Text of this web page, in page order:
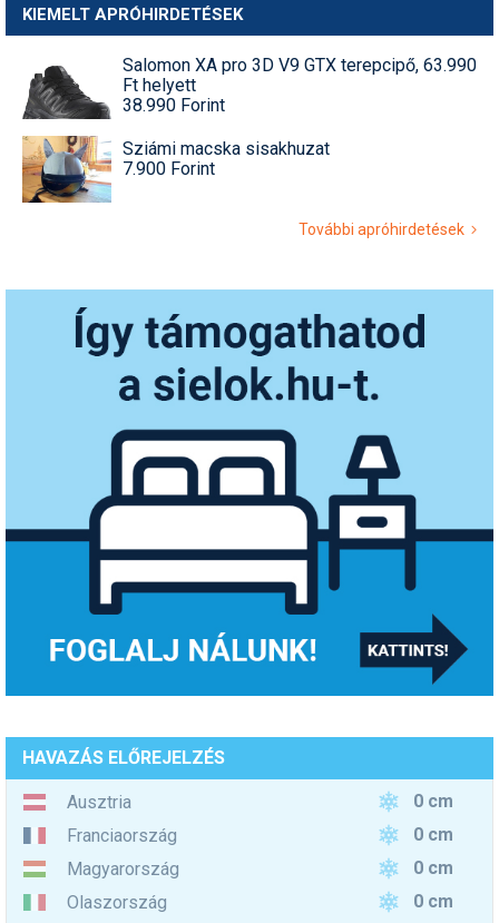
KIEMELT APRÓHIRDETÉSEK
Salomon XA pro 3D V9 GTX terepcipő, 63.990
Ft helyett
38.990 Forint
Sziámi macska sisakhuzat
7.900 Forint
További apróhirdetések
HAVAZÁS ELŐREJELZÉS
Ausztria
0 cm
Franciaország
0 cm
Magyarország
0 cm
Olaszország
0 cm